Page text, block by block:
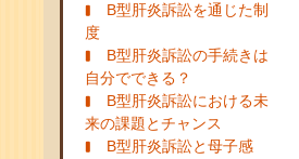
B型肝炎訴訟を通じた制
度
B型肝炎訴訟の手続きは
自分でできる？
B型肝炎訴訟における未
来の課題とチャンス
B型肝炎訴訟と母子感